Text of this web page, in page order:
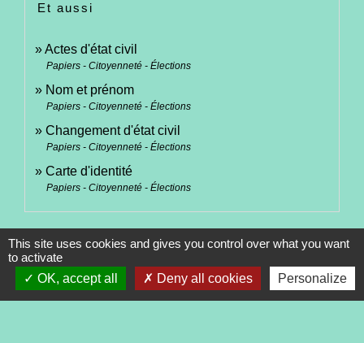
Et aussi
Actes d'état civil
Papiers - Citoyenneté - Élections
Nom et prénom
Papiers - Citoyenneté - Élections
Changement d'état civil
Papiers - Citoyenneté - Élections
Carte d'identité
Papiers - Citoyenneté - Élections
This site uses cookies and gives you control over what you want
to activate
OK, accept all
Deny all cookies Personalize